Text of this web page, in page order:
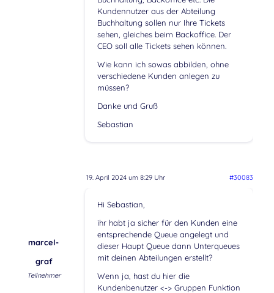
Kundennutzer aus der Abteilung
Buchhaltung sollen nur Ihre Tickets
sehen, gleiches beim Backoffice. Der
CEO soll alle Tickets sehen können.
Wie kann ich sowas abbilden, ohne
verschiedene Kunden anlegen zu
müssen?
Danke und Gruß
Sebastian
19. April 2024 um 8:29 Uhr #30083
marcel-
graf
Teilnehmer
Hi Sebastian,
ihr habt ja sicher für den Kunden eine
entsprechende Queue angelegt und
dieser Haupt Queue dann Unterqueues
mit deinen Abteilungen erstellt?
Wenn ja, hast du hier die
Kundenbenutzer <-> Gruppen Funktion